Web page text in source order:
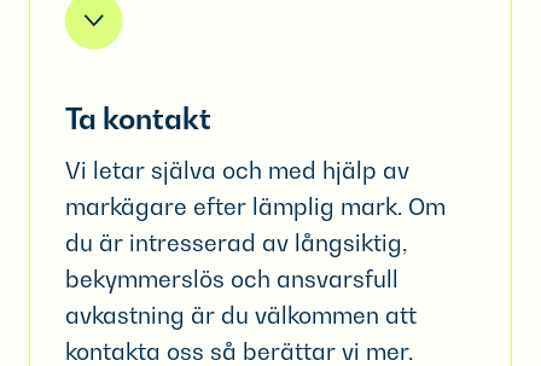
Ta kontakt
Vi letar själva och med hjälp av
markägare efter lämplig mark. Om
du är intresserad av långsiktig,
bekymmerslös och ansvarsfull
avkastning är du välkommen att
kontakta oss så berättar vi mer.